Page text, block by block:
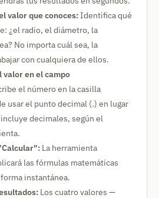
valor que conoces:Identifica qué
¿el radio, el diámetro, la
No importa cuál sea, la
con cualquiera de ellos.
valor en el campo
el número en la casilla
usar el punto decimal (.) en lugar
decimales, según el
La herramienta
las fórmulas matemáticas
instantánea.
Los cuatro valores —